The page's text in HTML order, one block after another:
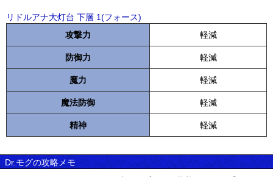
リドルアナ大灯台 下層 1(フォース)
攻撃力
軽減
防御力 軽減
魔力 軽減
魔法防御 軽減
精神 軽減
Dr.モグの攻略メモ